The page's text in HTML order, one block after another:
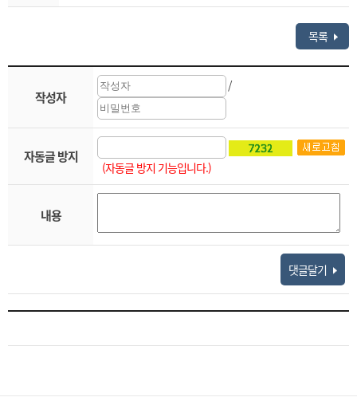
목록
작성자
/
자동글 방지
(자동글 방지 기능입니다.)
내용
댓글달기